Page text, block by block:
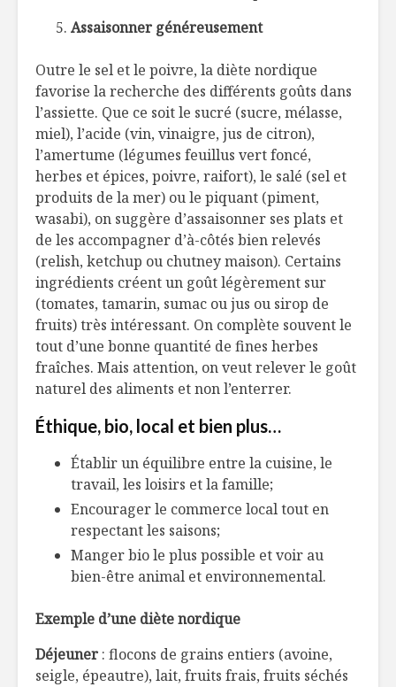
Assaisonner généreusement
Outre le sel et le poivre, la diète nordique
favorise la recherche des différents goûts dans
l’assiette. Que ce soit le sucré (sucre, mélasse,
miel), l’acide (vin, vinaigre, jus de citron),
l’amertume (légumes feuillus vert foncé,
herbes et épices, poivre, raifort), le salé (sel et
produits de la mer) ou le piquant (piment,
wasabi), on suggère d’assaisonner ses plats et
de les accompagner d’à-côtés bien relevés
(relish, ketchup ou chutney maison). Certains
ingrédients créent un goût légèrement sur
(tomates, tamarin, sumac ou jus ou sirop de
fruits) très intéressant. On complète souvent le
tout d’une bonne quantité de fines herbes
fraîches. Mais attention, on veut relever le goût
naturel des aliments et non l’enterrer.
Éthique, bio, local et bien plus…
Établir un équilibre entre la cuisine, le
travail, les loisirs et la famille;
Encourager le commerce local tout en
respectant les saisons;
Manger bio le plus possible et voir au
bien-être animal et environnemental.
Exemple d’une diète nordique
Déjeuner : flocons de grains entiers (avoine,
seigle, épeautre), lait, fruits frais, fruits séchés